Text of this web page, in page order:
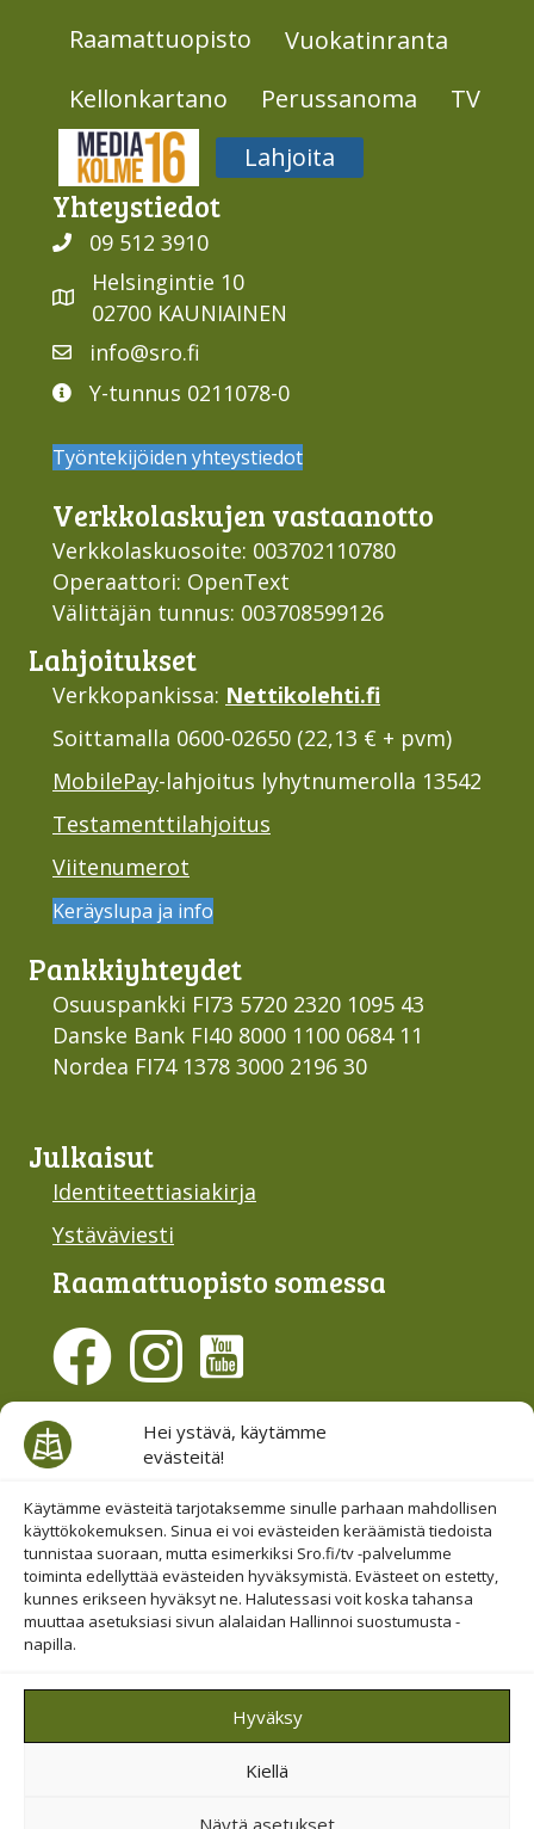
Hei ystävä, käytämme
evästeitä!
Käytämme evästeitä tarjotaksemme sinulle parhaan mahdollisen
käyttökokemuksen. Sinua ei voi evästeiden keräämistä tiedoista
tunnistaa suoraan, mutta esimerkiksi Sro.fi/tv -palvelumme
toiminta edellyttää evästeiden hyväksymistä. Evästeet on estetty,
kunnes erikseen hyväksyt ne. Halutessasi voit koska tahansa
muuttaa asetuksiasi sivun alalaidan Hallinnoi suostumusta -
napilla.
Hyväksy
Kiellä
Näytä asetukset
Raamattuopisto
Vuokatinranta
Kellonkartano
Perussanoma
TV
Media316
Lahjoita
Yhteys­tiedot
09 512 3910
Helsingintie 10
02700 KAUNIAINEN
info@sro.fi
Y-tunnus 0211078-0
Työntekijöiden yhteystiedot
Verkko­laskujen vastaan­otto
Verkkolaskuosoite: 003702110780
Operaattori: OpenText
Välittäjän tunnus: 003708599126
Lahjoi­tukset
Verkkopankissa: Nettikolehti.fi
Soittamalla 0600-02650 (22,13 € + pvm)
MobilePay-lahjoitus lyhytnumerolla 13542
Testamenttilahjoitus
Viitenumerot
Keräyslupa ja info
Pankki­yhteydet
Osuuspankki FI73 5720 2320 1095 43
Danske Bank FI40 8000 1100 0684 11
Nordea FI74 1378 3000 2196 30
Julkaisut
Identiteettiasiakirja
Ystäväviesti
Raamattu­opisto somessa
Evästesuostumus
Hallinnoi evästeitä
Etsi sivuiltamme
© 2019-2026 Suomen Raamattuopiston Säätiö
Saavutettavuus huomioitu
Tietosuojajaehdot